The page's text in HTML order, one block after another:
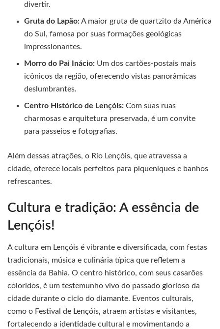
divertir.
Gruta do Lapão:A maior gruta de quartzito da América
do Sul, famosa por suas formações geológicas
impressionantes.
Morro do Pai Inácio: Um dos cartões-postais mais
icônicos da região, oferecendo vistas panorâmicas
deslumbrantes.
Centro Histórico de Lençóis: Com suas ruas
charmosas e arquitetura preservada, é um convite
para passeios e fotografias.
Além dessas atrações, o Rio Lençóis, que atravessa a
cidade, oferece locais perfeitos para piqueniques e banhos
refrescantes.
Cultura e tradição: A essência de
Lençóis!
A cultura em Lençóis é vibrante e diversificada, com festas
tradicionais, música e culinária típica que refletem a
essência da Bahia. O centro histórico, com seus casarões
coloridos, é um testemunho vivo do passado glorioso da
cidade durante o ciclo do diamante. Eventos culturais,
como o Festival de Lençóis, atraem artistas e visitantes,
fortalecendo a identidade cultural e movimentando a